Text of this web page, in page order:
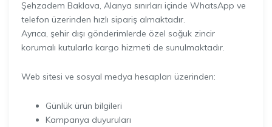
Şehzadem Baklava, Alanya sınırları içinde WhatsApp ve
telefon üzerinden hızlı sipariş almaktadır.
Ayrıca, şehir dışı gönderimlerde özel soğuk zincir
korumalı kutularla kargo hizmeti de sunulmaktadır.
Web sitesi ve sosyal medya hesapları üzerinden:
Günlük ürün bilgileri
Kampanya duyuruları